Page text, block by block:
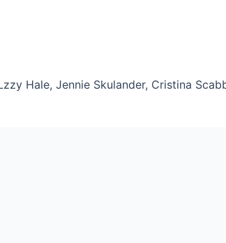
Hale, Jennie Skulander, Cristina